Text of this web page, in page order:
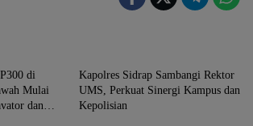
di
Mulai
dan
Kapolres Sidrap Sambangi Rektor
UMS, Perkuat Sinergi Kampus dan
Kepolisian
SIDRAP